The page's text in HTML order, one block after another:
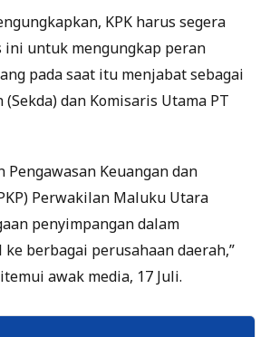
KPK harus segera
ini untuk mengungkap peran
pada saat itu menjabat sebagai
dan Komisaris Utama PT
Pengawasan Keuangan dan
Perwakilan Maluku Utara
penyimpangan dalam
berbagai perusahaan daerah,”
awak media, 17 Juli.